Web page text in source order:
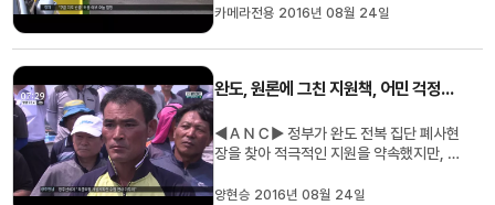
을 비싸게 받은 뒤 남은 돈을 다른 곳에 쓰
니다. 김진선 기자가 보도합니다. ◀ＥＮＤ
한 아파트의 관리비 집행내역서입니...
카메라전용 2016년 08월 24일
완도, 원론에 그친 지원책, 어민 걱정은 여전
◀ＡＮＣ▶ 정부가 완도 전복 집단 폐사현
장을 찾아 적극적인 지원을 약속했지만, 내
되면, 재해보험에 가입하고도 보상받지 못
양현승 2016년 08월 24일